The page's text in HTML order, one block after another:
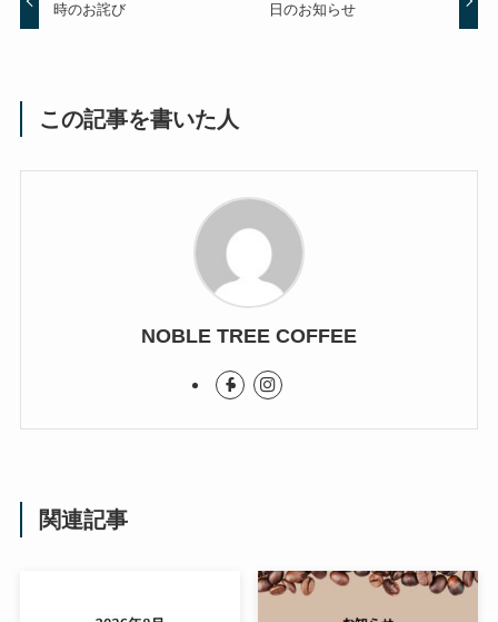
時のお詫び
日のお知らせ
この記事を書いた人
NOBLE TREE COFFEE
関連記事